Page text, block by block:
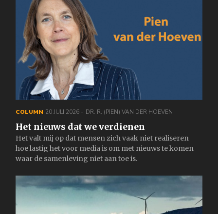
COLUMN 20 JULI 2026 DR. R. (PIEN) VAN DER HOEVEN
Het nieuws dat we verdienen
Het valt mij op dat mensen zich vaak niet realiseren
hoe lastig het voor media is om met nieuws te komen
waar de samenleving niet aan toe is.